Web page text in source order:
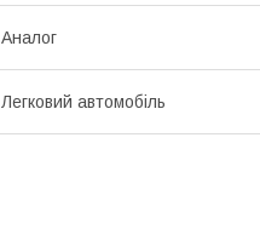
Аналог
Легковий автомобіль